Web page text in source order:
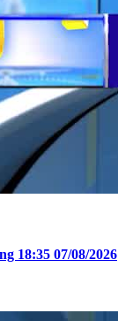
18:35 07/08/2026